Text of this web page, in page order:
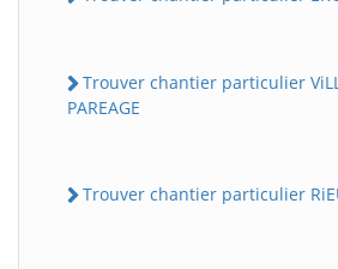
Trouver chantier particulier
PAREAGE
Trouver chantier particulier